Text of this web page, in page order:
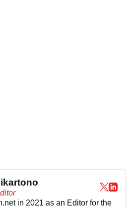
in 2021 as an Editor for the